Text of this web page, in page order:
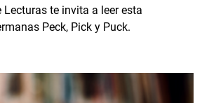
Lecturas te invita a leer esta
Peck, Pick y Puck.